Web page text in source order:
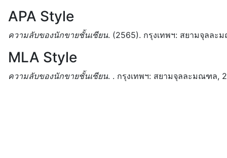
APA Style
ความลับของนักขายชั้นเซียน. (2565). กรุงเทพฯ: สยามจุลละ
MLA Style
ความลับของนักขายชั้นเซียน. . กรุงเทพฯ: สยามจุลละมณฑล,